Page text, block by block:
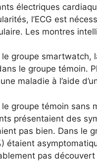
électriques
l’ECG est
Les montres
le groupe smartwatch,
le groupe témoin.
maladie à l’aide
le groupe témoin sans
présentaient des
pas bien. Dans le
étaient
pas